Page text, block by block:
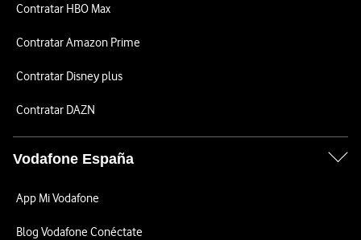
Contratar HBO Max
Contratar Amazon Prime
Contratar Disney plus
Contratar DAZN
Vodafone España
App Mi Vodafone
Blog Vodafone Conéctate